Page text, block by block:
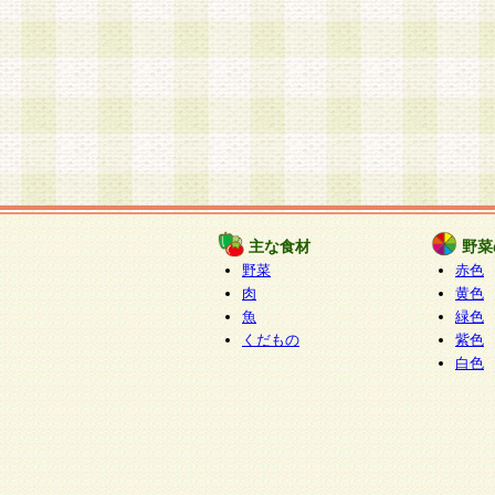
主な食材
野菜
肉
魚
くだもの
野
赤色
黄色
緑色
紫色
白色